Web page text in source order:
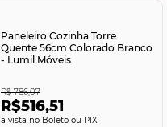
Paneleiro Cozinha Torre
Quente 56cm Colorado Branco
- Lumil Móveis
R$516,51
no Boleto ou PIX
R$ 786,07